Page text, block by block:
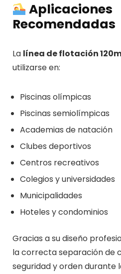
Aplicaciones
Recomendadas
La línea de flotación
utilizarse en:
Piscinas olímpicas
Piscinas semiolímpicas
Academias de natación
Clubes deportivos
Centros recreativos
Colegios y universidades
Municipalidades
Hoteles y condominios
Gracias a su diseño
la correcta separación de
seguridad y orden durante